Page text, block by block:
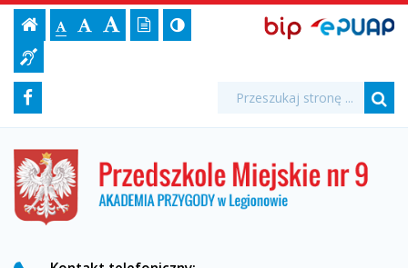
"Emocja"
Przedszkole
Miejskie
nr
9
w
Ustawienia
strony
Strona
główna
Czcionka,
jejCzcionkaCzcionka
Czcionka
Wersja
tekstowa
Kontrast
(włącz/wyłącz)
Informacja
dla
BIP,
Biuletyn
Informacji
EPUAP
Media
społecznościowe
Facebook Wyszukiwarka
Formularz
wyszukiwania
Wyszukiwana
fraza:
Przedszkole
Miejskie
nr
w